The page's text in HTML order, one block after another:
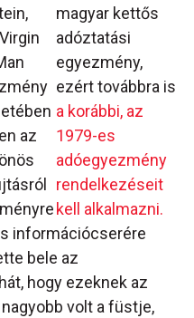
magyar kettős
adóztatási
egyezmény,
ezért továbbra is
a korábbi, az
1979-es
adóegyezmény
rendelkezéseit
kell alkalmazni.
az
információcserére
bele az
hogy ezeknek az
volt a füstje,